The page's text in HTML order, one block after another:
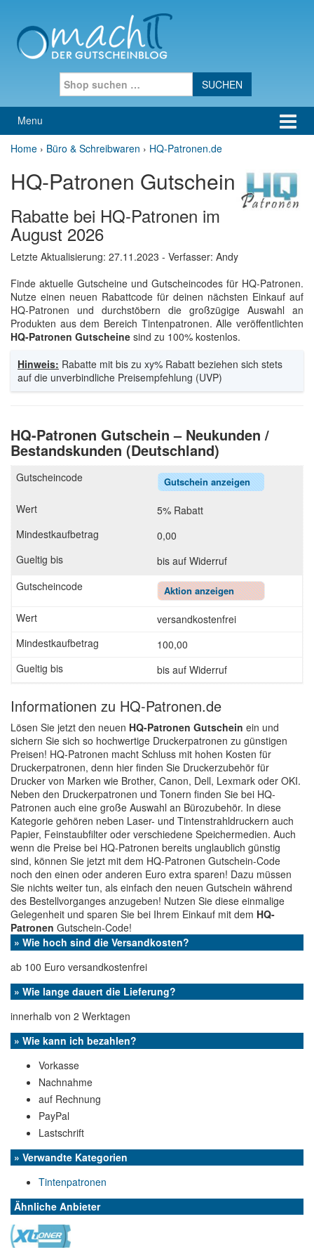
Menu
Home › Büro & Schreibwaren › HQ-Patronen.de
HQ-Patronen Gutschein
Rabatte bei HQ-Patronen im
August 2026
Letzte Aktualisierung: 27.11.2023 - Verfasser: Andy
Finde aktuelle Gutscheine und Gutscheincodes für HQ-Patronen.
Nutze einen neuen Rabattcode für deinen nächsten Einkauf auf
HQ-Patronen und durchstöbern die großzügige Auswahl an
Produkten aus dem Bereich Tintenpatronen. Alle veröffentlichten
HQ-Patronen Gutscheine sind zu 100% kostenlos.
Hinweis: Rabatte mit bis zu xy% Rabatt beziehen sich stets
auf die unverbindliche Preisempfehlung (UVP)
HQ-Patronen Gutschein – Neukunden /
Bestandskunden (Deutschland)
Gutschein anzeigen
5% Rabatt
0,00
bis auf Widerruf
Aktion anzeigen
versandkostenfrei
100,00
bis auf Widerruf
Informationen zu HQ-Patronen.de
Lösen Sie jetzt den neuen HQ-Patronen Gutschein ein und
sichern Sie sich so hochwertige Druckerpatronen zu günstigen
Preisen! HQ-Patronen macht Schluss mit hohen Kosten für
Druckerpatronen, denn hier finden Sie Druckerzubehör für
Drucker von Marken wie Brother, Canon, Dell, Lexmark oder OKI.
Neben den Druckerpatronen und Tonern finden Sie bei HQ-
Patronen auch eine große Auswahl an Bürozubehör. In diese
Kategorie gehören neben Laser- und Tintenstrahldruckern auch
Papier, Feinstaubfilter oder verschiedene Speichermedien. Auch
wenn die Preise bei HQ-Patronen bereits unglaublich günstig
sind, können Sie jetzt mit dem HQ-Patronen Gutschein-Code
noch den einen oder anderen Euro extra sparen! Dazu müssen
Sie nichts weiter tun, als einfach den neuen Gutschein während
des Bestellvorganges anzugeben! Nutzen Sie diese einmalige
Gelegenheit und sparen Sie bei Ihrem Einkauf mit dem HQ-
Patronen Gutschein-Code!
» Wie hoch sind die Versandkosten?
ab 100 Euro versandkostenfrei
» Wie lange dauert die Lieferung?
innerhalb von 2 Werktagen
» Wie kann ich bezahlen?
Vorkasse
Nachnahme
auf Rechnung
PayPal
Lastschrift
» Verwandte Kategorien
Tintenpatronen
Ähnliche Anbieter